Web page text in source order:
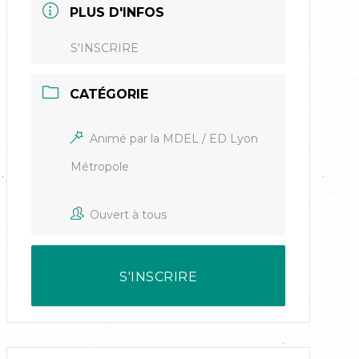
PLUS D'INFOS
S'INSCRIRE
CATÉGORIE
Animé par la MDEL / ED Lyon
Métropole
Ouvert à tous
S'INSCRIRE